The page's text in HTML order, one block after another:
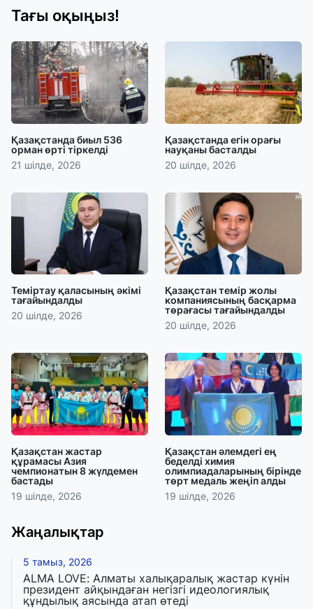
Тағы оқыңыз!
Қазақстанда биыл 536
орман өрті тіркелді
21 шілде, 2026
Қазақстанда егін орағы
науқаны басталды
20 шілде, 2026
Теміртау қаласының әкімі
тағайындалды
20 шілде, 2026
Қазақстан темір жолы
компаниясының басқарма
төрағасы тағайындалды
20 шілде, 2026
Қазақстан жастар
құрамасы Азия
чемпионатын 8 жүлдемен
бастады
19 шілде, 2026
Қазақстан әлемдегі ең
беделді химия
олимпиадаларының бірінде
төрт медаль жеңіп алды
19 шілде, 2026
Жаңалықтар
5 тамыз, 2026
ALMA LOVE: Алматы халықаралық жастар күнін
президент айқындаған негізгі идеологиялық
құндылық аясында атап өтеді